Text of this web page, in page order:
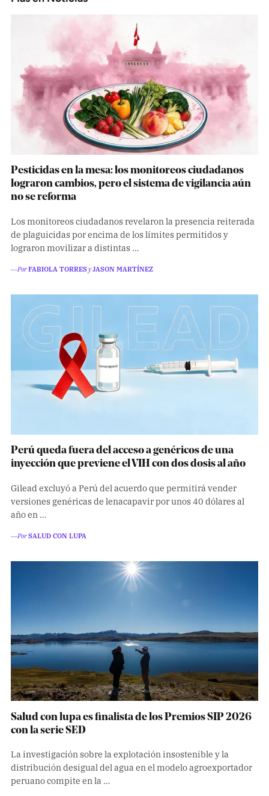
Pesticidas en la mesa: los monitoreos ciudadanos
lograron cambios, pero el sistema de vigilancia aún
no se reforma
Los monitoreos ciudadanos revelaron la presencia reiterada
de plaguicidas por encima de los límites permitidos y
lograron movilizar a distintas …
―PorFABIOLA TORRESyJASON MARTÍNEZ
Perú queda fuera del acceso a genéricos de una
inyección que previene el VIH con dos dosis al año
Gilead excluyó a Perú del acuerdo que permitirá vender
versiones genéricas de lenacapavir por unos 40 dólares al
año en …
―PorSALUD CON LUPA
Salud con lupa es finalista de los Premios SIP 2026
con la serie SED
La investigación sobre la explotación insostenible y la
distribución desigual del agua en el modelo agroexportador
peruano compite en la …